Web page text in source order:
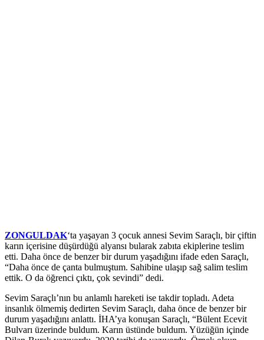
ZONGULDAK‘ta yaşayan 3 çocuk annesi Sevim Saraçlı, bir çiftin
karın içerisine düşürdüğü alyansı bularak zabıta ekiplerine teslim
etti. Daha önce de benzer bir durum yaşadığını ifade eden Saraçlı,
“Daha önce de çanta bulmuştum. Sahibine ulaşıp sağ salim teslim
ettik. O da öğrenci çıktı, çok sevindi” dedi.
Sevim Saraçlı’nın bu anlamlı hareketi ise takdir topladı. Adeta
insanlık ölmemiş dedirten Sevim Saraçlı, daha önce de benzer bir
durum yaşadığını anlattı. İHA’ya konuşan Saraçlı, “Bülent Ecevit
Bulvarı üzerinde buldum. Karın üstünde buldum. Yüzüğün içinde